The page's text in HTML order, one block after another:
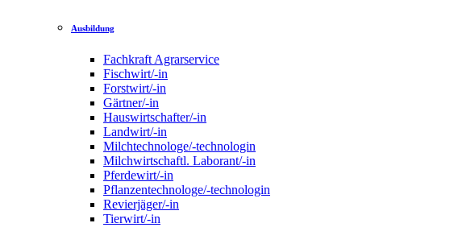
Ausbildung
Fachkraft Agrarservice
Fischwirt/-in
Forstwirt/-in
Gärtner/-in
Hauswirtschafter/-in
Landwirt/-in
Milchtechnologe/-technologin
Milchwirtschaftl. Laborant/-in
Pferdewirt/-in
Pflanzentechnologe/-technologin
Revierjäger/-in
Tierwirt/-in